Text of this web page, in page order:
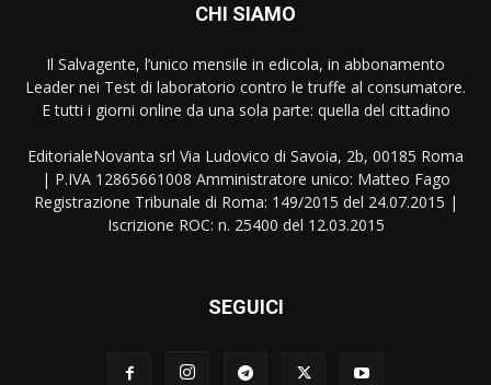
CHI SIAMO
Il Salvagente, l’unico mensile in edicola, in abbonamento
Leader nei Test di laboratorio contro le truffe al consumatore.
E tutti i giorni online da una sola parte: quella del cittadino
EditorialeNovanta srl Via Ludovico di Savoia, 2b, 00185 Roma
| P.IVA 12865661008 Amministratore unico: Matteo Fago
Registrazione Tribunale di Roma: 149/2015 del 24.07.2015 |
Iscrizione ROC: n. 25400 del 12.03.2015
SEGUICI